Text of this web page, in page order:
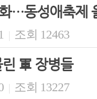
…동성애축제
| 조회 12463
軍 장병들
| 조회 13227